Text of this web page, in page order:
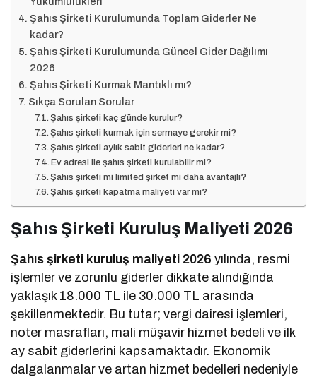
Şahıs Şirketi Kurulumunda Toplam Giderler Ne
kadar?
Şahıs Şirketi Kurulumunda Güncel Gider Dağılımı
2026
Şahıs Şirketi Kurmak Mantıklı mı?
Sıkça Sorulan Sorular
Şahıs şirketi kaç günde kurulur?
Şahıs şirketi kurmak için sermaye gerekir mi?
Şahıs şirketi aylık sabit giderleri ne kadar?
Ev adresi ile şahıs şirketi kurulabilir mi?
Şahıs şirketi mi limited şirket mi daha avantajlı?
Şahıs şirketi kapatma maliyeti var mı?
Şahıs Şirketi Kuruluş Maliyeti 2026
Şahıs şirketi kuruluş maliyeti 2026yılında, resmi
işlemler ve zorunlu giderler dikkate alındığında
yaklaşık 18.000 TL ile 30.000 TL arasında
şekillenmektedir. Bu tutar; vergi dairesi işlemleri,
noter masrafları, mali müşavir hizmet bedeli ve ilk
ay sabit giderlerini kapsamaktadır. Ekonomik
dalgalanmalar ve artan hizmet bedelleri nedeniyle